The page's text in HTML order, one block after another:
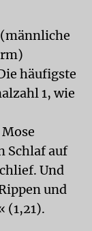
häufigste
1, wie
Schlaf auf
Und
und
(1,21).